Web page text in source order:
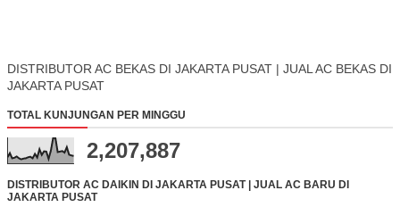
DISTRIBUTOR AC BEKAS DI JAKARTA PUSAT | JUAL AC BEKAS DI
JAKARTA PUSAT
TOTAL KUNJUNGAN PER MINGGU
2,207,887
DISTRIBUTOR AC DAIKIN DI JAKARTA PUSAT | JUAL AC BARU DI
JAKARTA PUSAT